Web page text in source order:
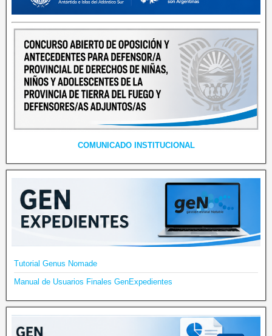
COMUNICADO INSTITUCIONAL
Tutorial Genus Nomade
Manual de Usuarios Finales GenExpedientes